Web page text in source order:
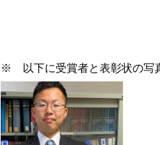
※ 以下に受賞者と表彰状の写